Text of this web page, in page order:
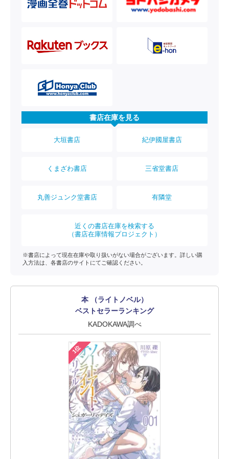
書店在庫を見る
大垣書店 紀伊國屋書店
くまざわ書店 三省堂書店
丸善ジュンク堂書店 有隣堂
近くの書店在庫を検索する
（書店在庫情報プロジェクト）
※書店によって現在在庫や取り扱いがない場合がございます。詳しい購
入方法は、各書店のサイトにてご確認ください。
本 （ライトノベル）
ベストセラーランキング
KADOKAWA調べ
1位